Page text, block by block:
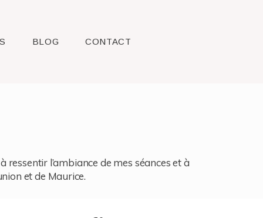
BLOG CONTACT
l’ambiance de mes séances et à
et de Maurice.